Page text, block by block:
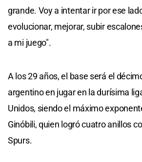
grande. Voy a intentar ir por ese
evolucionar, mejorar, subir
a mi juego".
A los 29 años, el base será el
argentino en jugar en la durísima
Unidos, siendo el máximo
Ginóbili, quien logró cuatro anillos
Spurs.